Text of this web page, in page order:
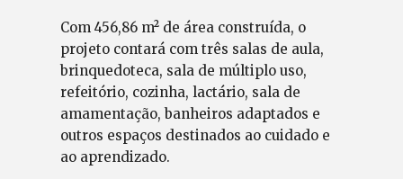
Com 456,86 m² de área construída, o
projeto contará com três salas de aula,
brinquedoteca, sala de múltiplo uso,
refeitório, cozinha, lactário, sala de
amamentação, banheiros adaptados e
outros espaços destinados ao cuidado e
ao aprendizado.